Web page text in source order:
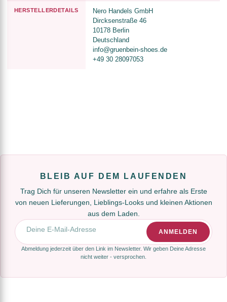
HERSTELLERDETAILS
Nero Handels GmbH
Dircksenstraße 46
10178 Berlin
Deutschland
info@gruenbein-shoes.de
+49 30 28097053
BLEIB AUF DEM LAUFENDEN
Trag Dich für unseren Newsletter ein und erfahre als Erste
von neuen Lieferungen, Lieblings-Looks und kleinen Aktionen
aus dem Laden.
E-Mail-Adresse
ANMELDEN
Abmeldung jederzeit über den Link im Newsletter. Wir geben Deine Adresse
nicht weiter - versprochen.